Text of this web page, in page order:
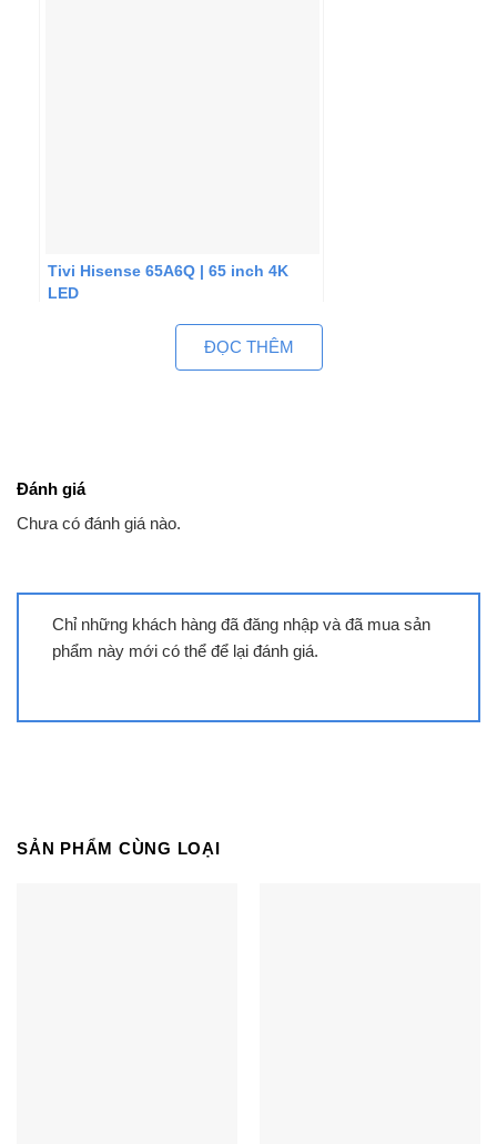
Tivi Hisense 65A6Q | 65 inch 4K
LED
Tivi Hisense 75A6Q | 75 inch 4K
ĐỌC THÊM
Đánh giá
Chưa có đánh giá nào.
Chỉ những khách hàng đã đăng nhập và đã mua sản
phẩm này mới có thể để lại đánh giá.
SẢN PHẨM CÙNG LOẠI